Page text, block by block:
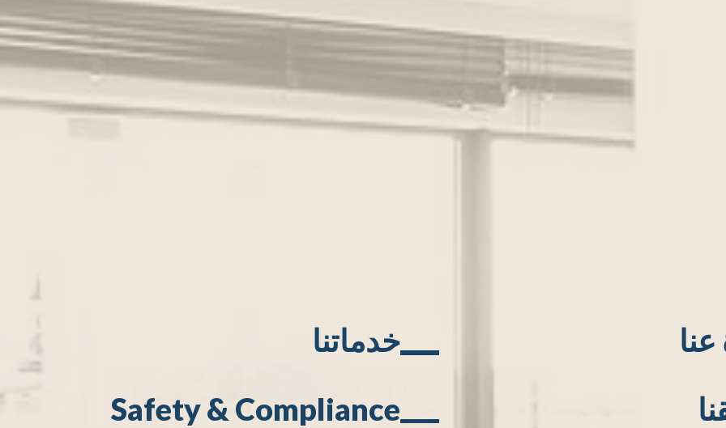
عنا
خدماتنا
Safety & Compliance